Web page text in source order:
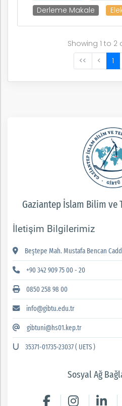
Derleme Makale
Showing 1 to 2
<<
< 1
Gaziantep İslam Bilim
İletişim Bilgilerimiz
Beştepe Mah. Mustafa Bencan
+90 342 909 75 00 - 20
0850 258 98 00
info@gibtu.edu.tr
gibtuni@hs01.kep.tr
35371-01735-23037 ( UETS )
Sosyal Ağ